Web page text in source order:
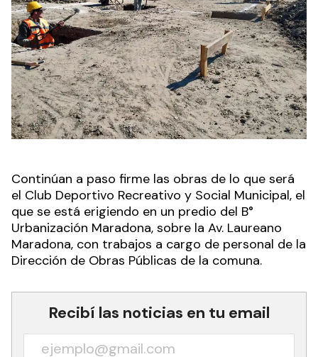
Continúan a paso firme las obras de lo que será
el Club Deportivo Recreativo y Social Municipal, el
que se está erigiendo en un predio del B°
Urbanización Maradona, sobre la Av. Laureano
Maradona, con trabajos a cargo de personal de la
Dirección de Obras Públicas de la comuna.
Recibí las noticias en tu email